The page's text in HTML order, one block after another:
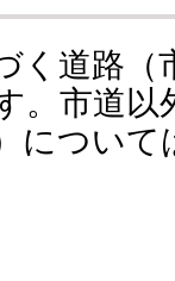
く道路（
。市道
につい